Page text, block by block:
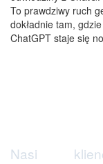
To prawdziwy ruch
dokładnie tam,
ChatGPT staje się
Nasi klien